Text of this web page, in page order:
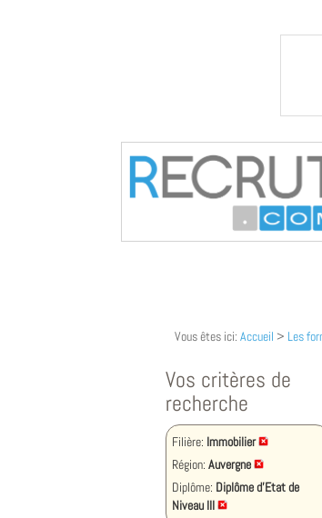
Vous êtes ici: Accueil > Les
Vos critères de
recherche
Filière: Immobilier
Région: Auvergne
Diplôme: Diplôme d'Etat de
Niveau III